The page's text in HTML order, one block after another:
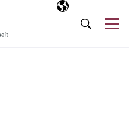
Выбранный
RU
Поиск